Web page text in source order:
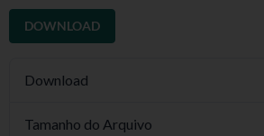
DOWNLOAD
Download
Tamanho do Arquivo